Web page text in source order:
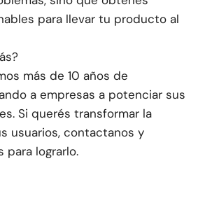
para llevar tu producto al
más de 10 años de
a empresas a potenciar sus
Si querés transformar la
usuarios, contactanos y
para lograrlo.